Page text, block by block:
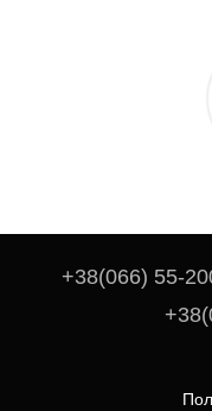
+38(066) 55-